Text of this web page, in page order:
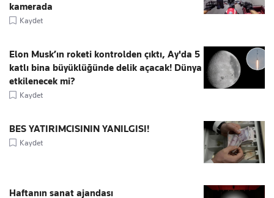
kamerada
Kaydet
Elon Musk’ın roketi kontrolden çıktı, Ay'da 5
katlı bina büyüklüğünde delik açacak! Dünya
etkilenecek mi?
Kaydet
BES YATIRIMCISININ YANILGISI!
Kaydet
Haftanın sanat ajandası